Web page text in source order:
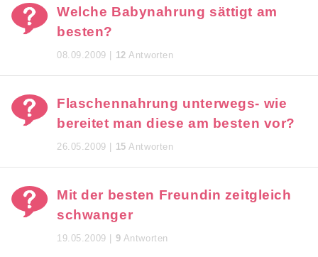
Welche Babynahrung sättigt am
besten?
08.09.2009 | 12 Antworten
Flaschennahrung unterwegs- wie
bereitet man diese am besten vor?
26.05.2009 | 15 Antworten
Mit der besten Freundin zeitgleich
schwanger
19.05.2009 | 9 Antworten